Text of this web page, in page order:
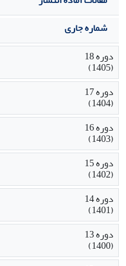
شماره جاری
دوره 18
(1405)
دوره 17
(1404)
دوره 16
(1403)
دوره 15
(1402)
دوره 14
(1401)
دوره 13
(1400)